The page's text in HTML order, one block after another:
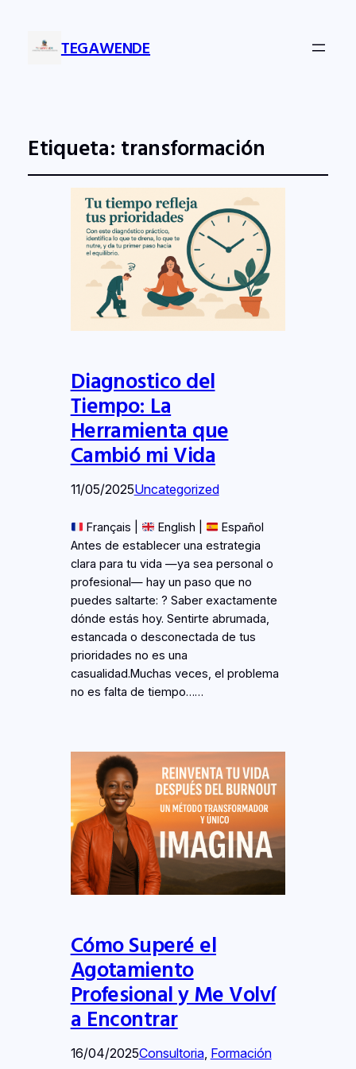
TEGAWENDE
Etiqueta: transformación
Diagnostico del
Tiempo: La
Herramienta que
Cambió mi Vida
11/05/2025Uncategorized
Français | English |
Español
Antes de establecer una estrategia
clara para tu vida —ya sea personal o
profesional— hay un paso que no
puedes saltarte: ? Saber exactamente
dónde estás hoy. Sentirte abrumada,
estancada o desconectada de tus
prioridades no es una
casualidad.Muchas veces, el problema
no es falta de tiempo……
Cómo Superé el
Agotamiento
Profesional y Me Volví
a Encontrar
16/04/2025Consultoria, Formación